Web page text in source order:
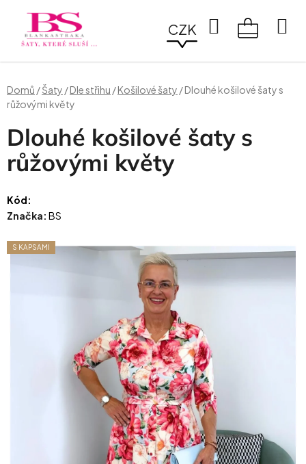
obsah
CZK
Hledat
Domů /Šaty /Dle střihu /Košilové šaty /Dlouhé košilové šaty s
růžovými květy
Dlouhé košilové šaty s
růžovými květy
Kód:
Značka: BS
S KAPSAMI